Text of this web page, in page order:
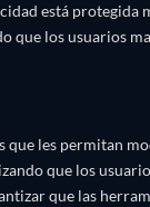
está protegida
que los usuarios
que les permitan
que los
que las